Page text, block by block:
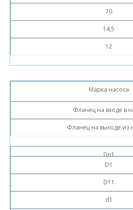
70
14,5
12
Марка насоса
Фланец на входе в
Фланец на выходе из
Dn1
D1
D11
d1